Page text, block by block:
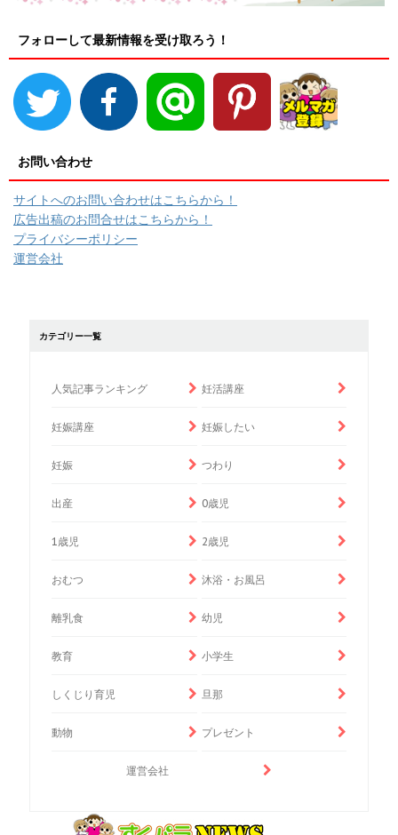
フォローして最新情報を受け取ろう！
お問い合わせ
サイトへのお問い合わせはこちらから！
広告出稿のお問合せはこちらから！
プライバシーポリシー
運営会社
カテゴリー一覧
人気記事ランキング 妊活講座
妊娠講座 妊娠したい
妊娠 つわり
出産 0歳児
1歳児 2歳児
おむつ 沐浴・お風呂
離乳食 幼児
教育 小学生
しくじり育児 旦那
動物 プレゼント
運営会社